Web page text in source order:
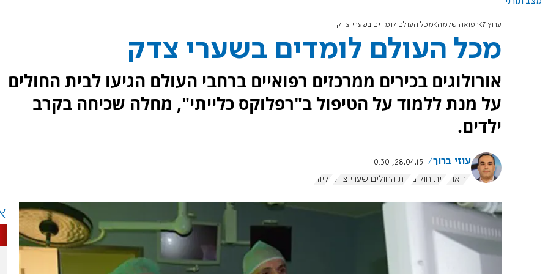
ערוץ 7 רפואה שלמה מכל העולם לומדים בשערי צדק
מכל העולם לומדים בשערי צדק
אורולוגים בכירים ממרכזים רפואיים ברחבי העולם הגיעו לבית החולים
על מנת ללמוד על הטיפול ב"רפלוקס כלייתי", מחלה שכיחה בקרב
ילדים.
עוזי ברוך
28.04.15, 10:30
בריאות
בית חולים בית החולים שערי צדק כליות